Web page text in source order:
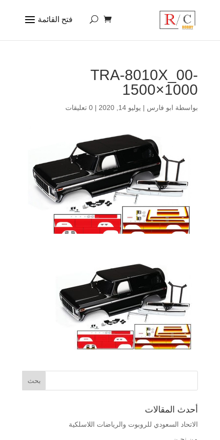
TRA-8010X_00-
1500×1000
بواسطة ابو فارس | يوليو 14, 2020 | 0 تعليقات
أحدث المقالات
الاتحاد السعودي للروبوت والرياضات اللاسلكية